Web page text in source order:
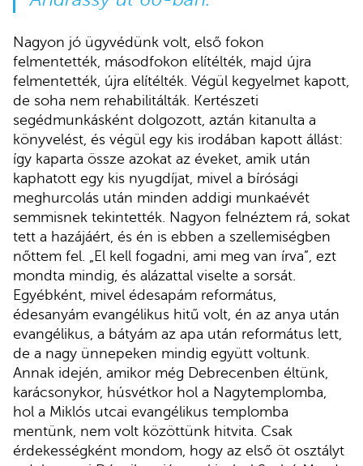
Nagyon jó ügyvédünk volt, első fokon
felmentették, másodfokon elítélték, majd újra
felmentették, újra elítélték. Végül kegyelmet kapott,
de soha nem rehabilitálták. Kertészeti
segédmunkásként dolgozott, aztán kitanulta a
könyvelést, és végül egy kis irodában kapott állást:
így kaparta össze azokat az éveket, amik után
kaphatott egy kis nyugdíjat, mivel a bírósági
meghurcolás után minden addigi munkaévét
semmisnek tekintették. Nagyon felnéztem rá, sokat
tett a hazájáért, és én is ebben a szellemiségben
nőttem fel. „El kell fogadni, ami meg van írva”, ezt
mondta mindig, és alázattal viselte a sorsát.
Egyébként, mivel édesapám református,
édesanyám evangélikus hitű volt, én az anya után
evangélikus, a bátyám az apa után református lett,
de a nagy ünnepeken mindig együtt voltunk.
Annak idején, amikor még Debrecenben éltünk,
karácsonykor, húsvétkor hol a Nagytemplomba,
hol a Miklós utcai evangélikus templomba
mentünk, nem volt közöttünk hitvita. Csak
érdekességként mondom, hogy az első öt osztályt